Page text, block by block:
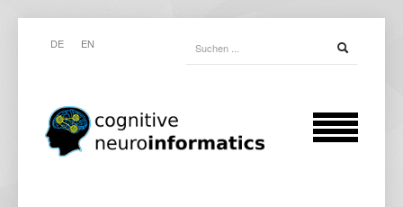
DE EN